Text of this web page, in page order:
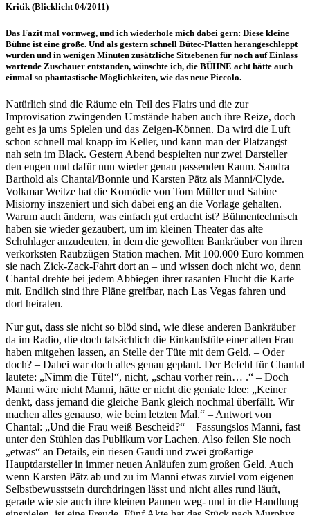
Kritik (Blicklicht 04/2011)
Das Fazit mal vornweg, und ich wiederhole mich dabei gern: Diese kleine
Bühne ist eine große. Und als gestern schnell Bütec-Platten herangeschleppt
wurden und in wenigen Minuten zusätzliche Sitzebenen für noch auf Einlass
wartende Zuschauer entstanden, wünschte ich, die BÜHNE acht hätte auch
einmal so phantastische Möglichkeiten, wie das neue Piccolo.
Natürlich sind die Räume ein Teil des Flairs und die zur
Improvisation zwingenden Umstände haben auch ihre Reize, doch
geht es ja ums Spielen und das Zeigen-Können. Da wird die Luft
schon schnell mal knapp im Keller, und kann man der Platzangst
nah sein im Black. Gestern Abend bespielten nur zwei Darsteller
den engen und dafür nun wieder genau passenden Raum. Sandra
Barthold als Chantal/Bonnie und Karsten Pätz als Manni/Clyde.
Volkmar Weitze hat die Komödie von Tom Müller und Sabine
Misiorny inszeniert und sich dabei eng an die Vorlage gehalten.
Warum auch ändern, was einfach gut erdacht ist? Bühnentechnisch
haben sie wieder gezaubert, um im kleinen Theater das alte
Schuhlager anzudeuten, in dem die gewollten Bankräuber von ihren
verkorksten Raubzügen Station machen. Mit 100.000 Euro kommen
sie nach Zick-Zack-Fahrt dort an – und wissen doch nicht wo, denn
Chantal drehte bei jedem Abbiegen ihrer rasanten Flucht die Karte
mit. Endlich sind ihre Pläne greifbar, nach Las Vegas fahren und
dort heiraten.
Nur gut, dass sie nicht so blöd sind, wie diese anderen Bankräuber
da im Radio, die doch tatsächlich die Einkaufstüte einer alten Frau
haben mitgehen lassen, an Stelle der Tüte mit dem Geld. – Oder
doch? – Dabei war doch alles genau geplant. Der Befehl für Chantal
lautete: „Nimm die Tüte!“, nicht, „schau vorher rein… .“ – Doch
Manni wäre nicht Manni, hätte er nicht die geniale Idee: „Keiner
denkt, dass jemand die gleiche Bank gleich nochmal überfällt. Wir
machen alles genauso, wie beim letzten Mal.“ – Antwort von
Chantal: „Und die Frau weiß Bescheid?“ – Fassungslos Manni, fast
unter den Stühlen das Publikum vor Lachen. Also feilen Sie noch
„etwas“ an Details, ein riesen Gaudi und zwei großartige
Hauptdarsteller in immer neuen Anläufen zum großen Geld. Auch
wenn Karsten Pätz ab und zu im Manni etwas zuviel vom eigenen
Selbstbewusstsein durchdringen lässt und nicht alles rund läuft,
gerade wie sie auch ihre kleinen Pannen weg- und in die Handlung